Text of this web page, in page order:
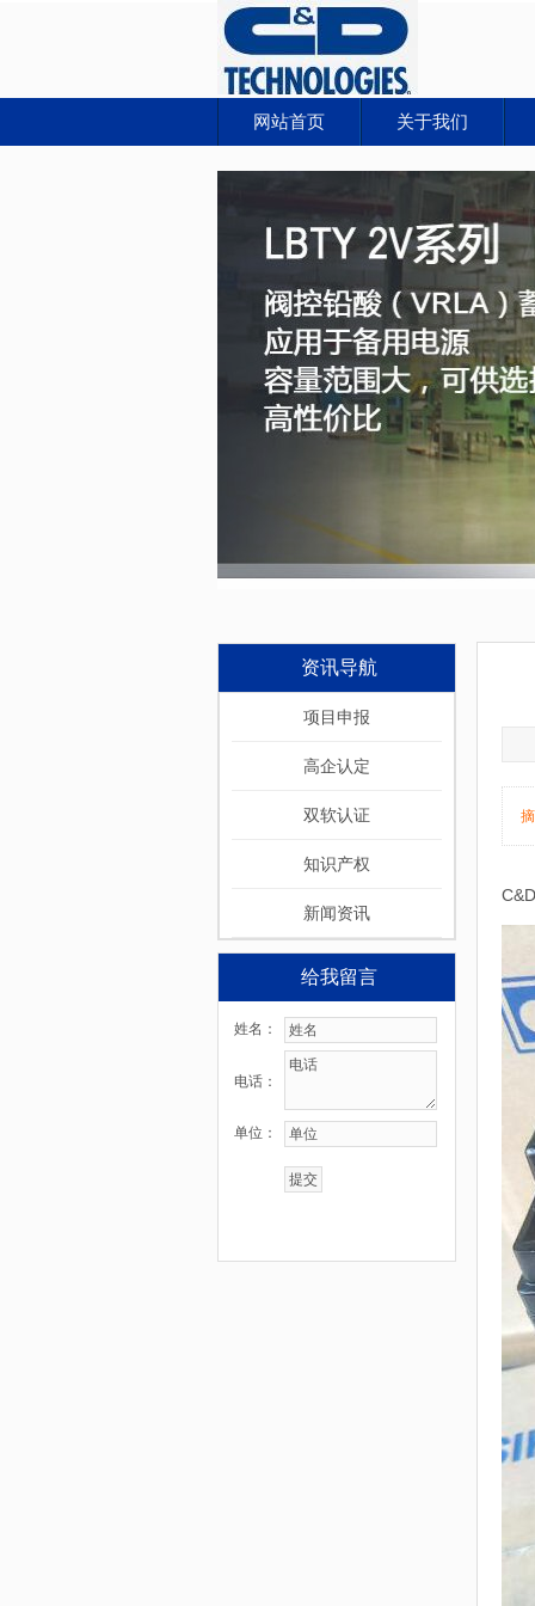
网站首页 关于我们
资讯导航
项目申报
高企认定
双软认证
知识产权
新闻资讯
给我留言
姓名：
电话：
单位：